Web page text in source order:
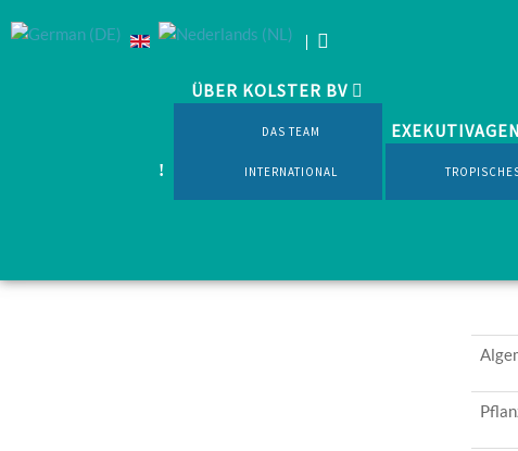
ÜBER KOLSTER BV
DAS TEAM
INTERNATIONAL
Produkt Schnittblumenzucht